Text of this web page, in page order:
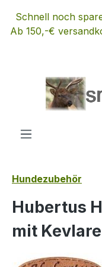
Zum Hauptinhalt
Schnell noch
Ab 150,-€
Hundezubehör
Hubertus
mit